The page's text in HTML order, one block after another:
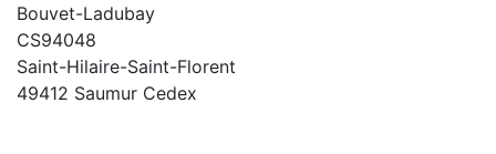
Bouvet-Ladubay
CS94048
Saint-Hilaire-Saint-Florent
49412 Saumur Cedex